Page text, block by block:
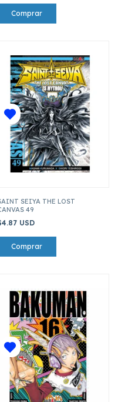
SEIYA THE LOST
49
USD